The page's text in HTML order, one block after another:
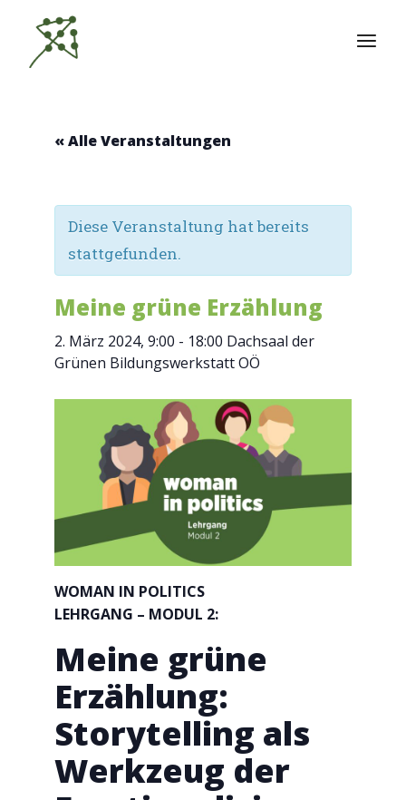
Inhalt
springen
« Alle Veranstaltungen
Diese Veranstaltung hat bereits
stattgefunden.
Meine grüne Erzählung
2. März 2024, 9:00 - 18:00 Dachsaal der
Grünen Bildungswerkstatt OÖ
WOMAN IN POLITICS
LEHRGANG – MODUL 2:
Meine grüne
Erzählung:
Storytelling als
Werkzeug der